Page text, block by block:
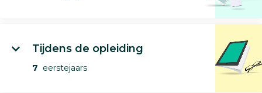
Tijdens de opleiding
7 eerstejaars